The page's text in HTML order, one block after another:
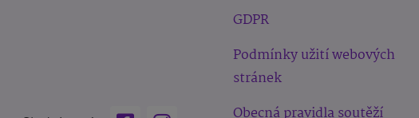
GDPR
Podmínky užití webových
stránek
Obecná pravidla soutěží